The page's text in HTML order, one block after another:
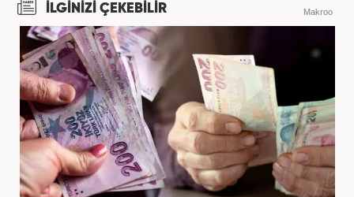
İLGİNİZİ ÇEKEBİLİR Makroo